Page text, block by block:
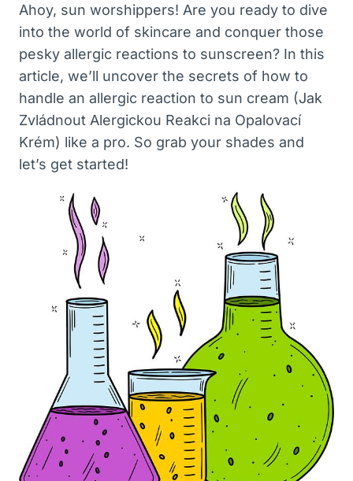
Ahoy, sun ⁣worshippers!‌ Are you ⁢ready​ to dive
into the world ‍of‌ skincare ‌and conquer those
pesky allergic reactions⁤ to sunscreen? In this
‌article, we’ll ⁤uncover the secrets of how‍ to⁤
handle an allergic reaction to sun cream (Jak
Zvládnout Alergickou Reakci​ na Opalovací
‍Krém) like a pro. So grab your shades ‍and
let’s get started!